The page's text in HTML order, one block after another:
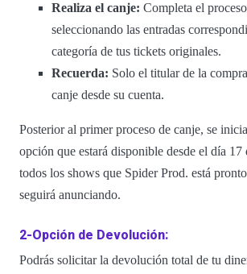
Realiza el canje: Completa el
seleccionando las entradas
categoría de tus tickets originales.
Recuerda: Solo el titular de la
canje desde su cuenta.
Posterior al primer proceso de canje, se
opción que estará disponible desde el día 17
todos los shows que Spider Prod. está
seguirá anunciando.
2-Opción de Devolución:
Podrás solicitar la devolución total de tu